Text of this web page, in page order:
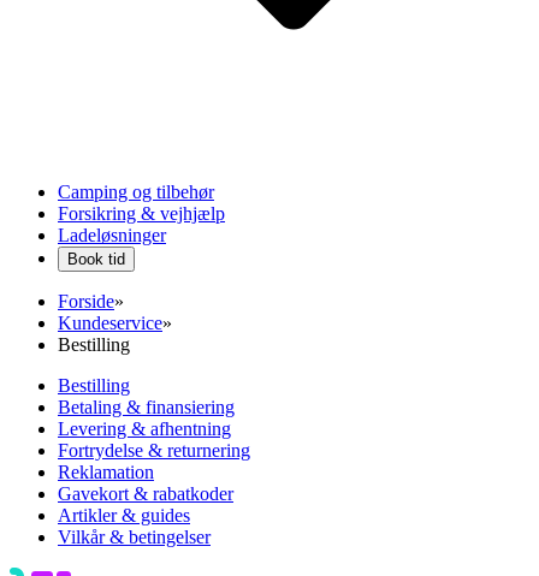
Camping og tilbehør
Forsikring & vejhjælp
Ladeløsninger
Book tid
Forside»
Kundeservice»
Bestilling
Bestilling
Betaling & finansiering
Levering & afhentning
Fortrydelse & returnering
Reklamation
Gavekort & rabatkoder
Artikler & guides
Vilkår & betingelser